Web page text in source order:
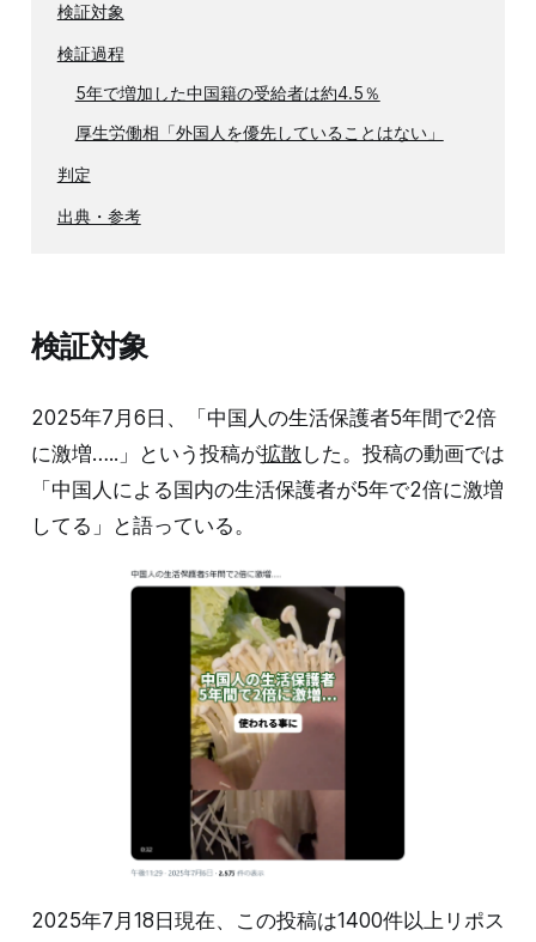
検証対象
検証過程
5年で増加した中国籍の受給者は約4.5％
厚生労働相「外国人を優先していることはない」
判定
出典・参考
検証対象
2025年7月6日、「中国人の生活保護者5年間で2倍
に激増…..」という投稿が拡散 した。投稿の動画では
「中国人による国内の生活保護者が5年で2倍に激増
してる」と語っている。
2025年7月18日現在、この投稿は1400件以上リポス